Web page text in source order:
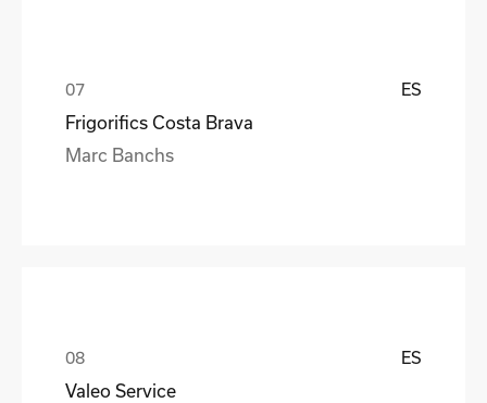
ES
Frigorifics Costa Brava
Marc Banchs
ES
Valeo Service